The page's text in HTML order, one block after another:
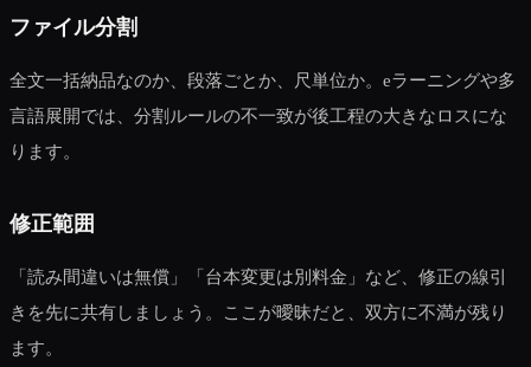
ファイル分割
全文一括納品なのか、段落ごとか、尺単位か。eラーニングや多
言語展開では、分割ルールの不一致が後工程の大きなロスにな
ります。
修正範囲
「読み間違いは無償」「台本変更は別料金」など、修正の線引
きを先に共有しましょう。ここが曖昧だと、双方に不満が残り
ます。